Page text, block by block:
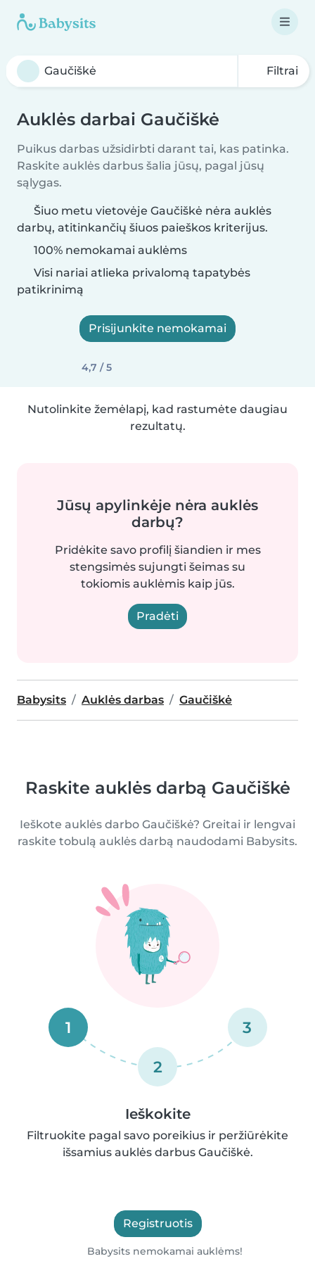
Filtrai
Auklės darbai Gaučiškė
Puikus darbas užsidirbti darant tai, kas patinka.
Raskite auklės darbus šalia jūsų, pagal jūsų
sąlygas.
Šiuo metu vietovėje Gaučiškė nėra auklės
darbų, atitinkančių šiuos paieškos kriterijus.
100% nemokamai auklėms
Visi nariai atlieka privalomą tapatybės
patikrinimą
Prisijunkite nemokamai
4,7 / 5
Nutolinkite žemėlapį, kad rastumėte daugiau
rezultatų.
Jūsų apylinkėje nėra auklės
darbų?
Pridėkite savo profilį šiandien ir mes
stengsimės sujungti šeimas su
tokiomis auklėmis kaip jūs.
Pradėti
Babysits Auklės darbas Gaučiškė
Raskite auklės darbą Gaučiškė
Ieškote auklės darbo Gaučiškė? Greitai ir lengvai
raskite tobulą auklės darbą naudodami Babysits.
1
2
3
Ieškokite
Filtruokite pagal savo poreikius ir peržiūrėkite
išsamius auklės darbus Gaučiškė.
Registruotis
Babysits nemokamai auklėms!